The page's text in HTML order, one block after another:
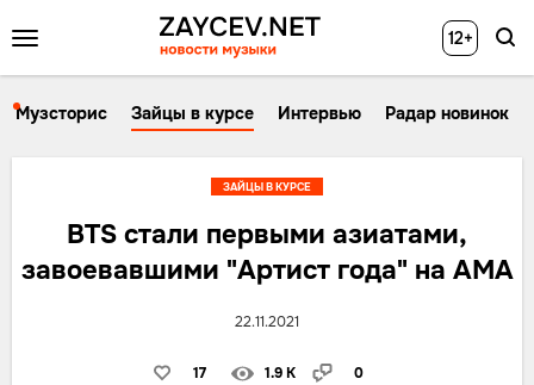
12+
Музсторис Зайцы в курсе Интервью Радар новинок
BTS стали первыми азиатами,
завоевавшими "Артист года" на AMA
22.11.2021
17 1.9 K 0
ЗАЙЦЫ В КУРСЕ